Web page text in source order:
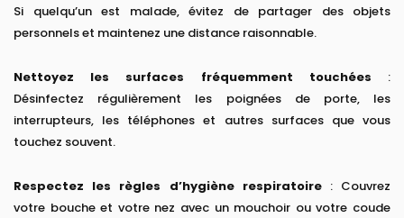
Si quelqu’un est malade, évitez de partager des objets
personnels et maintenez une distance raisonnable.
Nettoyez les surfaces fréquemment touchées :
Désinfectez régulièrement les poignées de porte, les
interrupteurs, les téléphones et autres surfaces que vous
touchez souvent.
Respectez les règles d’hygiène respiratoire: Couvrez
votre bouche et votre nez avec un mouchoir ou votre coude